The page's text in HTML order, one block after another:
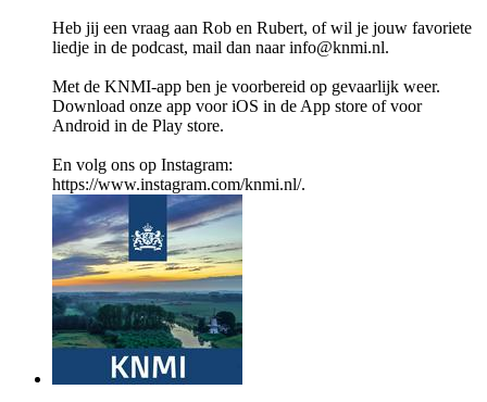
Heb jij een vraag aan Rob en Rubert, of wil je jouw favoriete
liedje in de podcast, mail dan naar info@knmi.nl.
Met de KNMI-app ben je voorbereid op gevaarlijk weer.
Download onze app voor iOS in de App store of voor
Android in de Play store.
En volg ons op Instagram:
https://www.instagram.com/knmi.nl/.